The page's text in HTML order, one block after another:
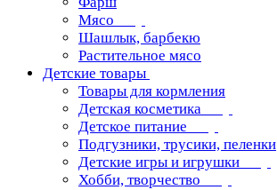
Мясо
Шашлык, барбекю
Растительное мясо
Детские товары
Товары для кормления
Детская косметика
Детское питание
Подгузники, трусики, пеленки
Детские игры и игрушки
Хобби, творчество